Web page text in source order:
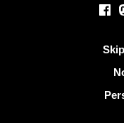
Samfélagsmiðlar
Gagnlegir krækjur